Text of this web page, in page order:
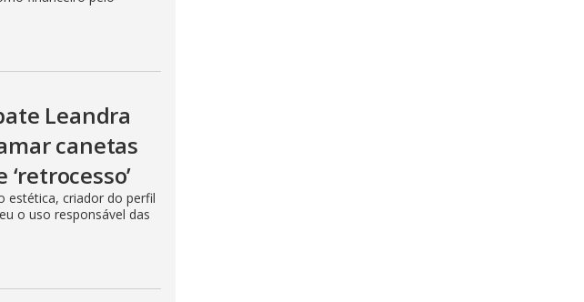
Leandra
canetas
estética, criador do perfil
o uso responsável das